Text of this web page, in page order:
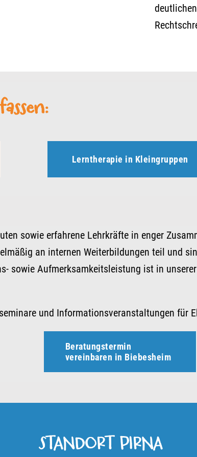
Lerntherapie in Kleingruppen
sowie erfahrene Lehrkräfte in enger
an internen Weiterbildungen teil und
sowie Aufmerksamkeitsleistung ist in
und Informationsveranstaltungen für
Beratungstermin
vereinbaren in Biebesheim
STANDORT PIRNA